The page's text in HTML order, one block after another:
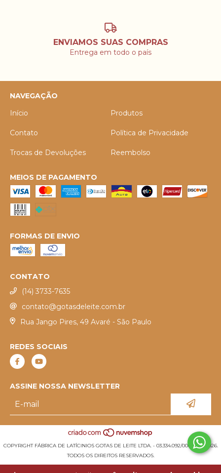
ENVIAMOS SUAS COMPRAS
Entrega em todo o país
NAVEGAÇÃO
Início
Produtos
Contato Política de Privacidade
Trocas de Devoluções Reembolso
MEIOS DE PAGAMENTO
FORMAS DE ENVIO
CONTATO
(14) 3733-7635
contato@gotasdeleite.com.br
Rua Jango Pires, 49 Avaré - São Paulo
REDES SOCIAIS
ASSINE NOSSA NEWSLETTER
COPYRIGHT FÁBRICA DE LATÍCINIOS GOTAS DE LEITE LTDA. - 03.334.092/0001-34 - 2026.
TODOS OS DIREITOS RESERVADOS.